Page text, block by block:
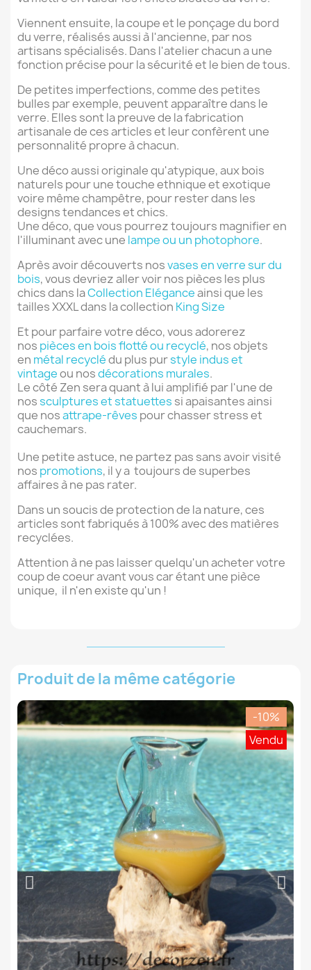
Viennent ensuite, la coupe et le ponçage du bord
du verre, réalisés aussi à l'ancienne, par nos
artisans spécialisés. Dans l'atelier chacun a une
fonction précise pour la sécurité et le bien de tous.
De petites imperfections, comme des petites
bulles par exemple, peuvent apparaître dans le
verre. Elles sont la preuve de la fabrication
artisanale de ces articles et leur confèrent une
personnalité propre à chacun.
Une déco aussi originale qu'atypique, aux bois
naturels pour une touche ethnique et exotique
voire même champêtre, pour rester dans les
designs tendances et chics.
Une déco, que vous pourrez toujours magnifier en
l'illuminant avec une lampe ou un photophore.
Après avoir découverts nosvases en verre sur du
bois, vous devriez aller voir nos pièces les plus
chics dans laCollection Eléganceainsi que les
tailles XXXL dans la collection King Size
Et pour parfaire votre déco, vous adorerez
nos pièces en bois flotté ou recyclé, nos objets
en métal recyclédu plus purstyle indus et
vintageou nosdécorations murales.
Le côté Zen sera quant à lui amplifié par l'une de
nossculptures et statuettes si apaisantes ainsi
que nosattrape-rêves pour chasser stress et
cauchemars.
Une petite astuce, ne partez pas sans avoir visité
nos promotions, il y a toujours de superbes
affaires à ne pas rater.
Dans un soucis de protection de la nature, ces
articles sont fabriqués à 100% avec des matières
recyclées.
Attention à ne pas laisser quelqu'un acheter votre
coup de coeur avant vous car étant une pièce
unique, il n'en existe qu'un !
Produit de la même catégorie
-10%
Vendu